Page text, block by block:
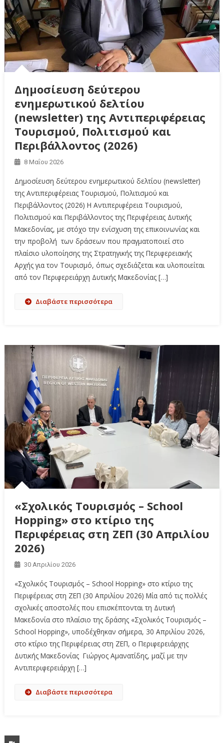
Δημοσίευση δεύτερου
ενημερωτικού δελτίου
(newsletter) της Αντιπεριφέρειας
Τουρισμού, Πολιτισμού και
Περιβάλλοντος (2026)
8 Μαΐου 2026
Δημοσίευση δεύτερου ενημερωτικού δελτίου (newsletter)
της Αντιπεριφέρειας Τουρισμού, Πολιτισμού και
Περιβάλλοντος (2026) Η Αντιπεριφέρεια Τουρισμού,
Πολιτισμού και Περιβάλλοντος της Περιφέρειας Δυτικής
Μακεδονίας, με στόχο την ενίσχυση της επικοινωνίας και
την προβολή των δράσεων που πραγματοποιεί στο
πλαίσιο υλοποίησης της Στρατηγικής της Περιφερειακής
Αρχής για τον Τουρισμό, όπως σχεδιάζεται και υλοποιείται
από τον Περιφερειάρχη Δυτικής Μακεδονίας […]
Διαβάστε περισσότερα
«Σχολικός Τουρισμός – School
Hopping» στο κτίριο της
Περιφέρειας στη ΖΕΠ (30 Απριλίου
2026)
30 Απριλίου 2026
«Σχολικός Τουρισμός – School Hopping» στο κτίριο της
Περιφέρειας στη ΖΕΠ (30 Απριλίου 2026) Μία από τις πολλές
σχολικές αποστολές που επισκέπτονται τη Δυτική
Μακεδονία στο πλαίσιο της δράσης «Σχολικός Τουρισμός –
School Hopping», υποδέχθηκαν σήμερα, 30 Απριλίου 2026,
στο κτίριο της Περιφέρειας στη ΖΕΠ, ο Περιφερειάρχης
Δυτικής Μακεδονίας Γιώργος Αμανατίδης, μαζί με την
Αντιπεριφερειάρχη […]
Διαβάστε περισσότερα